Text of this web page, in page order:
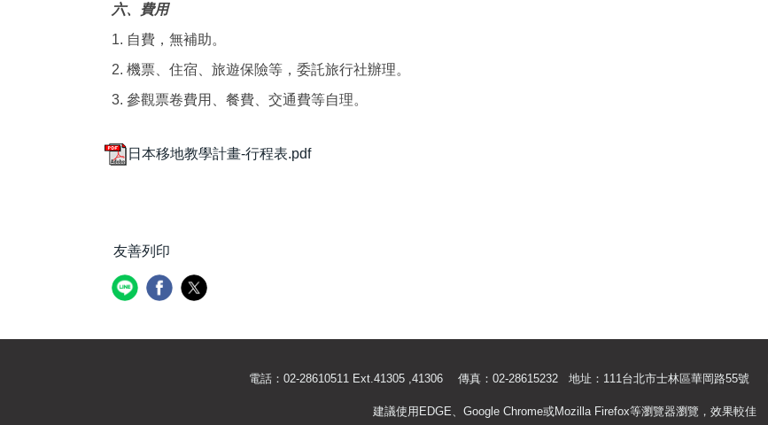
六、費用
1. 自費，無補助。
2. 機票、住宿、旅遊保險等，委託旅行社辦理。
3. 參觀票卷費用、餐費、交通費等自理。
日本移地教學計畫-行程表.pdf
友善列印
電話：02-28610511 Ext.41305 ,41306 傳真：02-28615232 地址：111台北市士林區華岡路55號
建議使用EDGE、Google Chrome或Mozilla Firefox等瀏覽器瀏覽，效果較佳